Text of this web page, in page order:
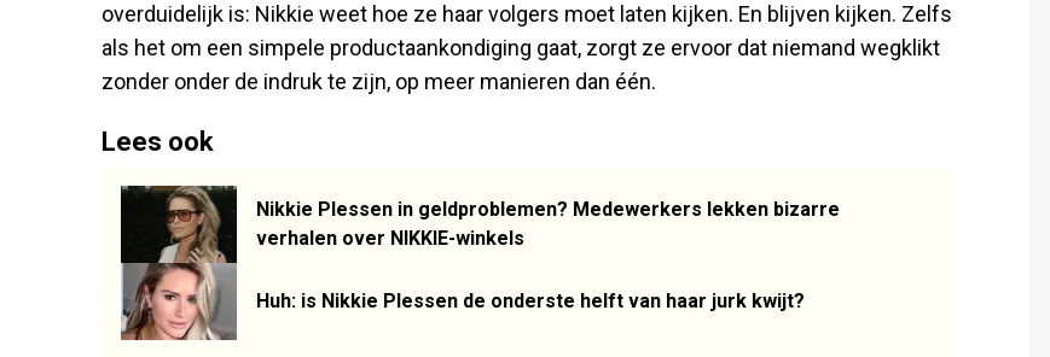
overduidelijk is: Nikkie weet hoe ze haar volgers moet laten kijken. En blijven kijken. Zelfs
als het om een simpele productaankondiging gaat, zorgt ze ervoor dat niemand wegklikt
zonder onder de indruk te zijn, op meer manieren dan één.
Lees ook
Nikkie Plessen in geldproblemen? Medewerkers lekken bizarre
verhalen over NIKKIE-winkels
Huh: is Nikkie Plessen de onderste helft van haar jurk kwijt?